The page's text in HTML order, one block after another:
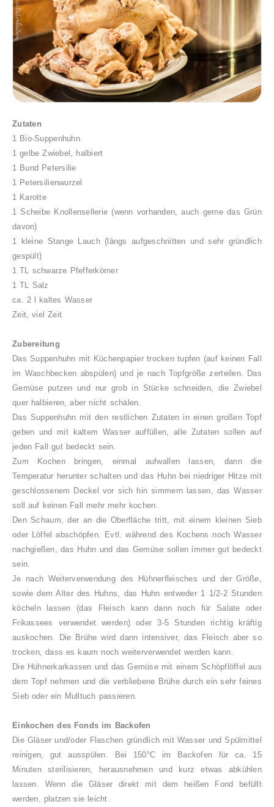
Zutaten
1 Bio-Suppenhuhn
1 gelbe Zwiebel, halbiert
1 Bund Petersilie
1 Petersilienwurzel
1 Karotte
1 Scheibe Knollensellerie (wenn vorhanden, auch gerne das Grün
davon)
1 kleine Stange Lauch (längs aufgeschnitten und sehr gründlich
gespült)
1 TL schwarze Pfefferkörner
1 TL Salz
ca. 2 l kaltes Wasser
Zeit, viel Zeit
Zubereitung
Das Suppenhuhn mit Küchenpapier trocken tupfen (auf keinen Fall
im Waschbecken abspülen) und je nach Topfgröße zerteilen. Das
Gemüse putzen und nur grob in Stücke schneiden, die Zwiebel
quer halbieren, aber nicht schälen.
Das Suppenhuhn mit den restlichen Zutaten in einen großen Topf
geben und mit kaltem Wasser auffüllen, alle Zutaten sollen auf
jeden Fall gut bedeckt sein.
Zum Kochen bringen, einmal aufwallen lassen, dann die
Temperatur herunter schalten und das Huhn bei niedriger Hitze mit
geschlossenem Deckel vor sich hin simmern lassen, das Wasser
soll auf keinen Fall mehr mehr kochen.
Den Schaum, der an die Oberfläche tritt, mit einem kleinen Sieb
oder Löffel abschöpfen. Evtl. während des Kochens noch Wasser
nachgießen, das Huhn und das Gemüse sollen immer gut bedeckt
sein.
Je nach Weiterverwendung des Hühnerfleisches und der Größe,
sowie dem Alter des Huhns, das Huhn entweder 1 1/2-2 Stunden
köcheln lassen (das Fleisch kann dann noch für Salate oder
Frikassees verwendet werden) oder 3-5 Stunden richtig kräftig
auskochen. Die Brühe wird dann intensiver, das Fleisch aber so
trocken, dass es kaum noch weiterverwendet werden kann.
Die Hühnerkarkassen und das Gemüse mit einem Schöpflöffel aus
dem Topf nehmen und die verbliebene Brühe durch ein sehr feines
Sieb oder ein Mulltuch passieren.
Einkochen des Fonds im Backofen
Die Gläser und/oder Flaschen gründlich mit Wasser und Spülmittel
reinigen, gut ausspülen. Bei 150°C im Backofen für ca. 15
Minuten sterilisieren, herausnehmen und kurz etwas abkühlen
lassen. Wenn die Gläser direkt mit dem heißen Fond befüllt
werden, platzen sie leicht.